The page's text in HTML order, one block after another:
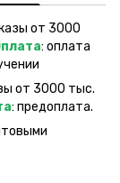
от 3000
: оплата
от 3000 тыс.
: предоплата.